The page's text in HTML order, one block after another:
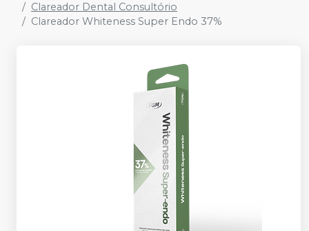
Clareador Dental Consultório
Clareador Whiteness Super Endo 37%